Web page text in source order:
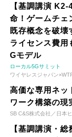
【基調講演
命！ゲームチェ
既存概念を破壊
ライセンス費
Gモデル
ローカル5Gサミット
ワイヤレスジャパン
高価な専用ネッ
ワーク構築の現
SB C&S株式会社／日本
【基調講演・